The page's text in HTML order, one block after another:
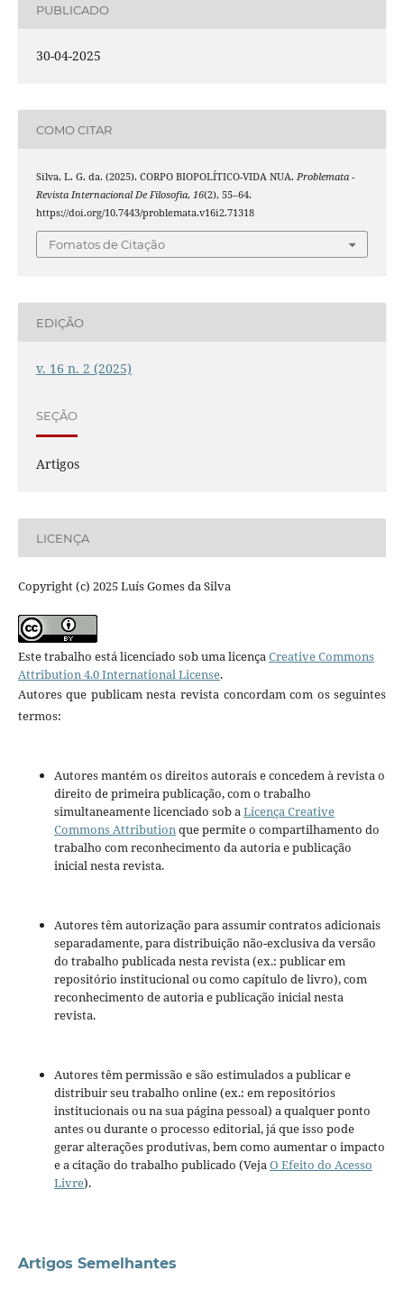
PUBLICADO
30-04-2025
COMO CITAR
Silva, L. G. da. (2025). CORPO BIOPOLÍTICO-VIDA NUA. Problemata -
Revista Internacional De Filosofia, 16(2), 55–64.
https://doi.org/10.7443/problemata.v16i2.71318
Fomatos de Citação
EDIÇÃO
v. 16 n. 2 (2025)
SEÇÃO
Artigos
LICENÇA
Copyright (c) 2025 Luís Gomes da Silva
Este trabalho está licenciado sob uma licençaCreative Commons
Attribution 4.0 International License.
Autores que publicam nesta revista concordam com os seguintes
termos:
Autores mantém os direitos autorais e concedem à revista o
direito de primeira publicação, com o trabalho
simultaneamente licenciado sob aLicença Creative
Commons Attributionque permite o compartilhamento do
trabalho com reconhecimento da autoria e publicação
inicial nesta revista.
Autores têm autorização para assumir contratos adicionais
separadamente, para distribuição não-exclusiva da versão
do trabalho publicada nesta revista (ex.: publicar em
repositório institucional ou como capítulo de livro), com
reconhecimento de autoria e publicação inicial nesta
revista.
Autores têm permissão e são estimulados a publicar e
distribuir seu trabalho online (ex.: em repositórios
institucionais ou na sua página pessoal) a qualquer ponto
antes ou durante o processo editorial, já que isso pode
gerar alterações produtivas, bem como aumentar o impacto
e a citação do trabalho publicado (VejaO Efeito do Acesso
Livre).
Artigos Semelhantes